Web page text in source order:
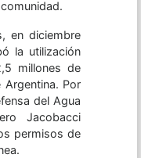
en diciembre
la utilización
millones de
Argentina. Por
del Agua
Jacobacci
permisos de